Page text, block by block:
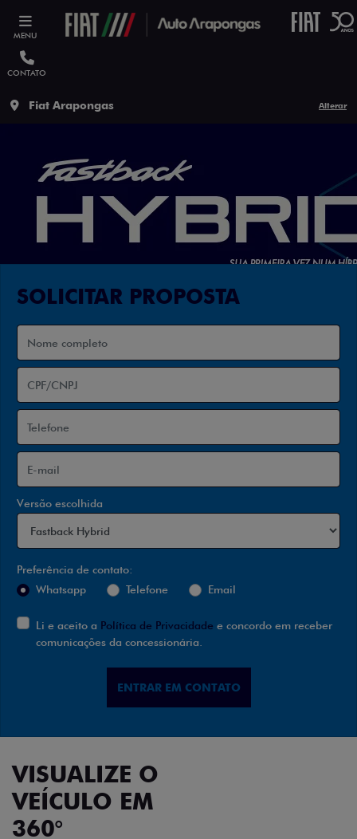
MENU
CONTATO
Fiat Arapongas Alterar
SOLICITAR PROPOSTA
Versão escolhida
Preferência de contato:
Whatsapp
Telefone Email
Li e aceito a Política de Privacidade e concordo em receber
comunicações da concessionária.
ENTRAR EM CONTATO
VISUALIZE O
VEÍCULO EM
360°